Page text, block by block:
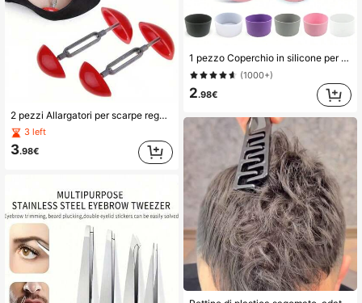
2 pezzi Allargatori per scarpe regolabili mini, adatti per tacchi alti, sneaker e scarpe artificiali - Strumento di modellazione anti-rughe, espansore facile da usare
3 left
3.98€
1 pezzo Coperchio in silicone per bicchiere, adatto per bicchieri per acqua da 40_32_20 once, con fondo antiscivolo e copertura protettiva
(1000+)
2.98€